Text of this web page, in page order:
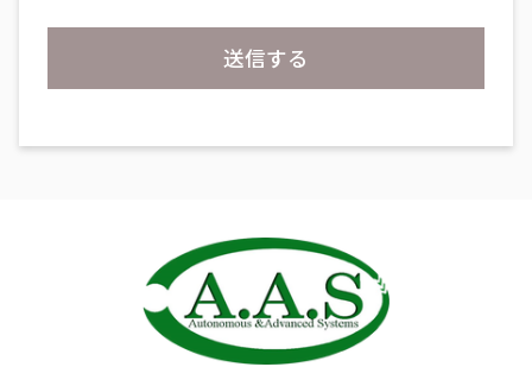
用し、目的外利用を行わないための措置を講じま
す。
るガイドライン、その他規範を遵守します。
個人情報の安全対策
当社は、個人情報への不正アクセス、個人情報の紛
送信する